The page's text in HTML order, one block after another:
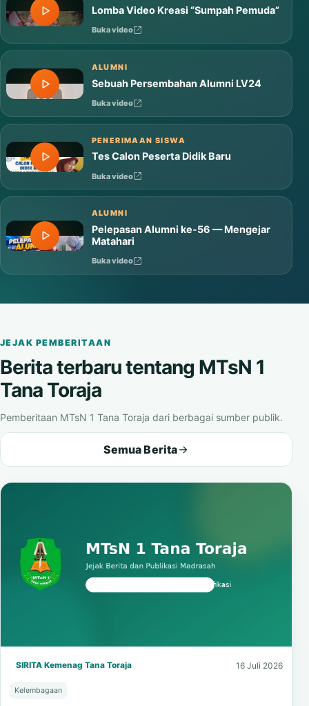
Lomba Video Kreasi “Sumpah Pemuda”
Buka video
ALUMNI
Sebuah Persembahan Alumni LV24
Buka video
PENERIMAAN SISWA
Tes Calon Peserta Didik Baru
Buka video
ALUMNI
Pelepasan Alumni ke-56 — Mengejar
Matahari
Buka video
JEJAK PEMBERITAAN
Berita terbaru tentang MTsN 1
Tana Toraja
Pemberitaan MTsN 1 Tana Toraja dari berbagai sumber publik.
Semua Berita
SIRITA Kemenag Tana Toraja 16 Juli 2026
Kelembagaan